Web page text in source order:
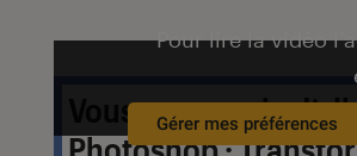
Pour lire la vidéo
Gérer mes préférences
Vous avez envie
Photoshop :